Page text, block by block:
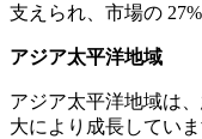
支えられ、市場の
アジア太平洋地域
アジア太平洋地域は
大により成長してい